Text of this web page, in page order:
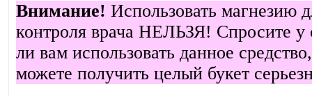
Внимание! Использовать магнезию
контроля врача НЕЛЬЗЯ! Спросите у
ли вам использовать данное
можете получить целый букет